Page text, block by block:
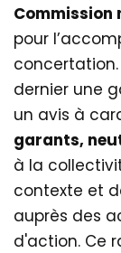
pour
concertation.
dernier une
un avis à
garants,
à la
contexte et
auprès des
d'action. Ce